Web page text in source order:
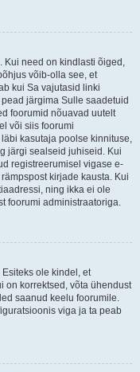
Kui need on kindlasti õiged,
võib-olla see, et
kui Sa vajutasid linki
järgima Sulle saadetuid
foorumid nõuavad uutelt
või siis foorumi
kasutaja poolse kinnituse,
järgi sealseid juhiseid. Kui
registreerumisel vigase e-
kirjade kausta. Kui
ning ikka ei ole
foorumi administraatoriga.
ole kindel, et
on korrektsed, võta ühendust
saanud keelu foorumile.
viga ja ta peab